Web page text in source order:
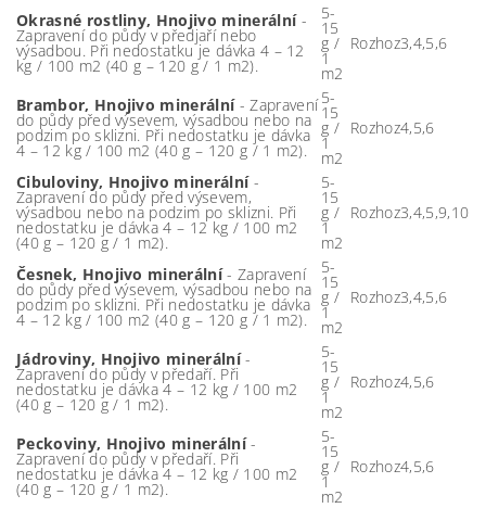
Okrasné rostliny, Hnojivo minerální-
Zapravení do půdy v předjaří nebo
výsadbou. Při nedostatku je dávka 4 – 12
kg / 100 m2 (40 g – 120 g / 1 m2).
5-
15
g /
1
m2
Rozhoz3,4,5,6
Brambor, Hnojivo minerální- Zapravení
do půdy před výsevem, výsadbou nebo na
podzim po sklizni. Při nedostatku je dávka
4 – 12 kg / 100 m2 (40 g – 120 g / 1 m2).
5-
15
g /
1
m2
Rozhoz4,5,6
Cibuloviny, Hnojivo minerální-
Zapravení do půdy před výsevem,
výsadbou nebo na podzim po sklizni. Při
nedostatku je dávka 4 – 12 kg / 100 m2
(40 g – 120 g / 1 m2).
5-
15
g /
1
m2
Rozhoz3,4,5,9,10
Česnek, Hnojivo minerální- Zapravení
do půdy před výsevem, výsadbou nebo na
podzim po sklizni. Při nedostatku je dávka
4 – 12 kg / 100 m2 (40 g – 120 g / 1 m2).
5-
15
g /
1
m2
Rozhoz3,4,5,6
Jádroviny, Hnojivo minerální-
Zapravení do půdy v předaří. Při
nedostatku je dávka 4 – 12 kg / 100 m2
(40 g – 120 g / 1 m2).
5-
15
g /
1
m2
Rozhoz4,5,6
Peckoviny, Hnojivo minerální-
Zapravení do půdy v předaří. Při
nedostatku je dávka 4 – 12 kg / 100 m2
(40 g – 120 g / 1 m2).
5-
15
g /
1
m2
Rozhoz4,5,6